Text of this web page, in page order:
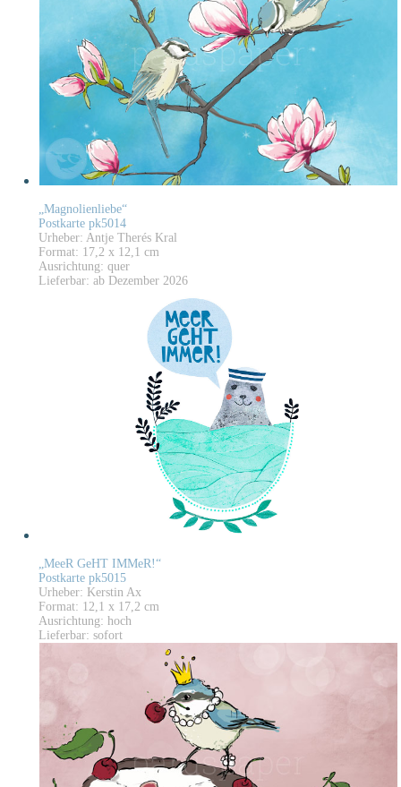
„Magnolienliebe“
Postkarte pk5014
Urheber: Antje Therés Kral
Format: 17,2 x 12,1 cm
Ausrichtung: quer
Lieferbar: ab Dezember 2026
„MeeR GeHT IMMeR!“
Postkarte pk5015
Urheber: Kerstin Ax
Format: 12,1 x 17,2 cm
Ausrichtung: hoch
Lieferbar: sofort